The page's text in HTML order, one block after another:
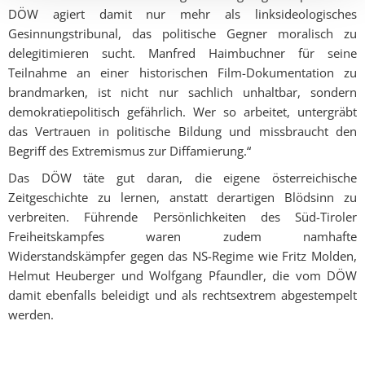
DÖW agiert damit nur mehr als linksideologisches
Gesinnungstribunal, das politische Gegner moralisch zu
delegitimieren sucht. Manfred Haimbuchner für seine
Teilnahme an einer historischen Film-Dokumentation zu
brandmarken, ist nicht nur sachlich unhaltbar, sondern
demokratiepolitisch gefährlich. Wer so arbeitet, untergräbt
das Vertrauen in politische Bildung und missbraucht den
Begriff des Extremismus zur Diffamierung.“
Das DÖW täte gut daran, die eigene österreichische
Zeitgeschichte zu lernen, anstatt derartigen Blödsinn zu
verbreiten. Führende Persönlichkeiten des Süd-Tiroler
Freiheitskampfes waren zudem namhafte
Widerstandskämpfer gegen das NS-Regime wie Fritz Molden,
Helmut Heuberger und Wolfgang Pfaundler, die vom DÖW
damit ebenfalls beleidigt und als rechtsextrem abgestempelt
werden.